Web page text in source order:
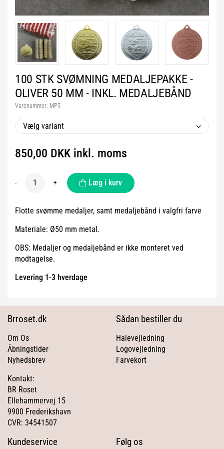
100 STK SVØMNING MEDALJEPAKKE -
OLIVER 50 MM - INKL. MEDALJEBÅND
Varenummer: MP5
Vælg variant
850,00 DKK inkl. moms
- + Læg i kurv
Flotte svømme medaljer, samt medaljebånd i valgfri farve
Materiale: Ø50 mm metal.
OBS: Medaljer og medaljebånd er ikke monteret ved
modtagelse.
Levering 1-3 hverdage
Brroset.dk
Om Os
Åbningstider
Nyhedsbrev
Kontakt:
BR Roset
Ellehammervej 15
9900 Frederikshavn
CVR: 34541507
Sådan bestiller du
Halevejledning
Logovejledning
Farvekort
Kundeservice Følg os